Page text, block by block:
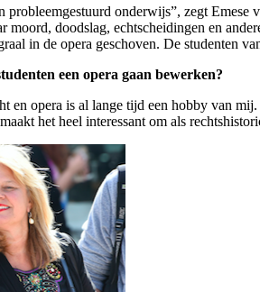
onderwijs”, zegt Emese
moord, doodslag, echtscheidingen en
in de opera geschoven. De studenten
een opera gaan bewerken?
en opera is al lange tijd een hobby van
het heel interessant om als